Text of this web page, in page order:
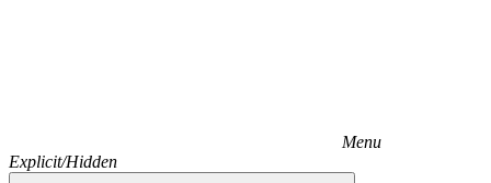
Menu
Explicit/Hidden